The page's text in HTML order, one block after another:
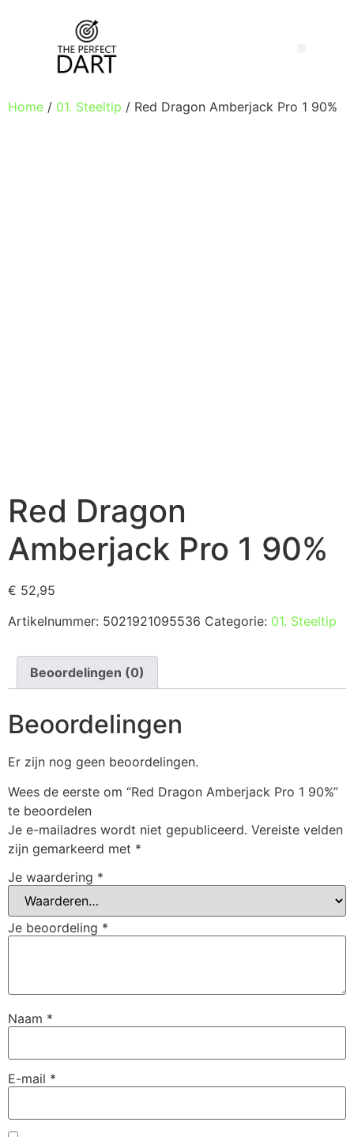
Home / 01. Steeltip / Red Dragon Amberjack Pro 1 90%
Red Dragon
Amberjack Pro 1 90%
€ 52,95
Artikelnummer: 5021921095536 Categorie: 01. Steeltip
Beoordelingen (0)
Beoordelingen
Er zijn nog geen beoordelingen.
Wees de eerste om “Red Dragon Amberjack Pro 1 90%”
te beoordelen
Je e-mailadres wordt niet gepubliceerd. Vereiste velden
zijn gemarkeerd met *
Je waardering *
Je beoordeling *
Naam *
E-mail *